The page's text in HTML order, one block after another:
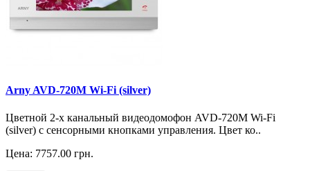
Arny AVD-720M Wi-Fi (silver)
Цветной 2-х канальный видеодомофон AVD-720M Wi-Fi
(silver) с сенсорными кнопками управления. Цвет ко..
Цена: 7757.00 грн.